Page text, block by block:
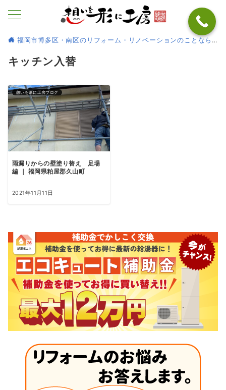
福岡市博多区・南区のリフォーム・リノベーションのことなら
キッチン入替
想いを形に工房ブログ
雨漏りからの壁塗り替え 足場
編 ｜ 福岡県粕屋郡久山町
2021年11月11日